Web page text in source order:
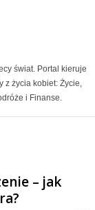
świat. Portal kieruje
życia kobiet: Życie,
i Finanse.
– jak